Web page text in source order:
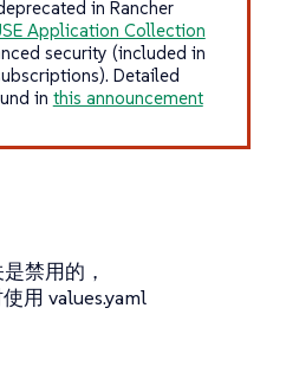
in Rancher
Application Collection
security (included in
Detailed
in this announcement
禁用的，
用 values.yaml